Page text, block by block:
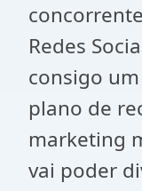
Redes
consigo
plano de
marketing
vai poder